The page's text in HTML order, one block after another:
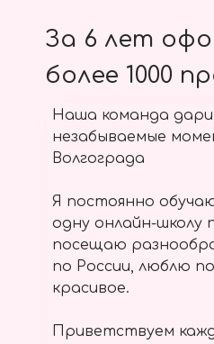
За 6 лет
более 1000
Наша команда
незабываемые
Волгограда
Я постоянно
одну онлайн-школу
посещаю
по России, люблю
красивое.
Приветствуем